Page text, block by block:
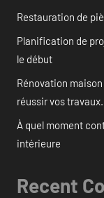
Restauration de
Planification de
le début
Rénovation
réussir vos travaux.
À quel moment
intérieure
Recent